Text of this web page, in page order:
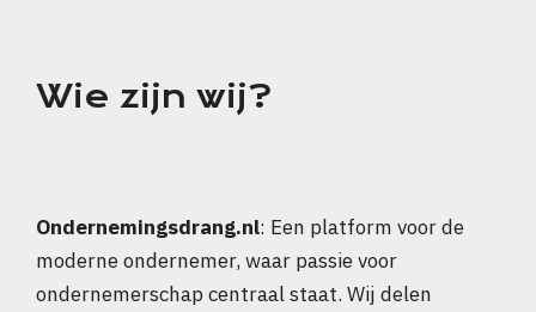
Wie zijn wij?
Ondernemingsdrang.nl: Een platform voor de
moderne ondernemer, waar passie voor
ondernemerschap centraal staat. Wij delen